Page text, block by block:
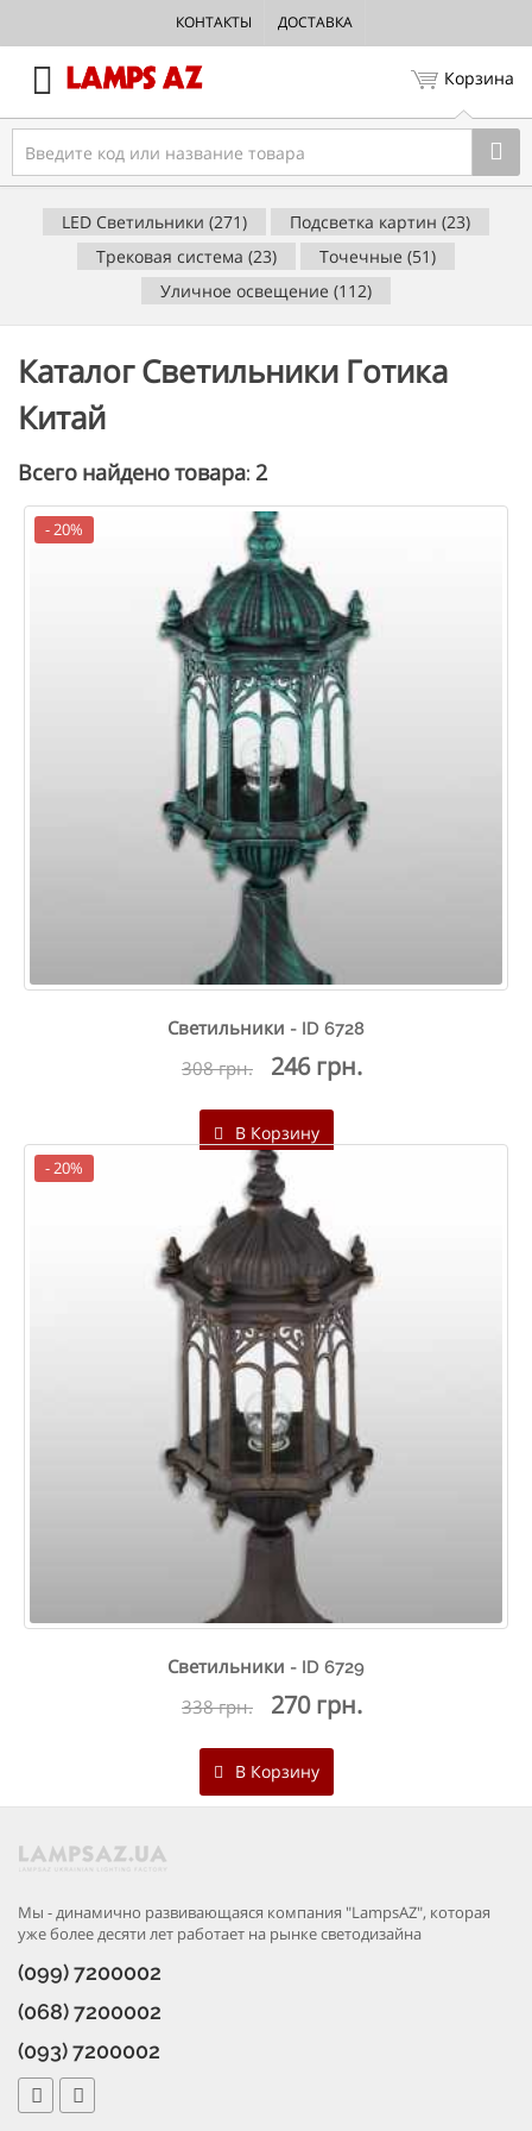
КОНТАКТЫ ДОСТАВКА
Корзина
LED Светильники (271)
Подсветка картин (23)
Трековая система (23)
Точечные (51)
Уличное освещение (112)
Каталог Светильники Готика
Китай
Всего найдено товара: 2
- 20%
Светильники - ID 6728
308 грн. 246 грн.
В Корзину
- 20%
Светильники - ID 6729
338 грн. 270 грн.
В Корзину
Мы - динамично развивающаяся компания "LampsAZ", которая
уже более десяти лет работает на рынке светодизайна
(099) 7200002
(068) 7200002
(093) 7200002